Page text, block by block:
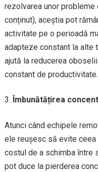
rezolvarea unor
conținut), aceștia pot
activitate pe o perioadă
adapteze constant la alte
ajută la reducerea
constant de productivitate.
Îmbunătățirea
Atunci când echipele
ele reușesc să evite
costul de a schimba între
pot duce la pierderea